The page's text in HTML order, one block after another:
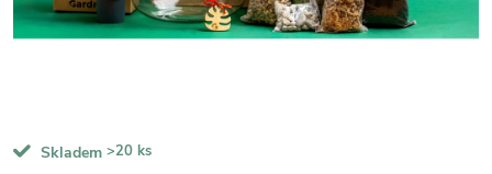
Skladem >20 ks